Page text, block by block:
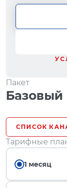
Пакет
Базовый
СПИСОК
Тарифные
1 месяц